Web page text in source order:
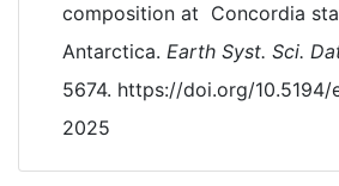
composition at Concordia
Antarctica. Earth Syst. Sci.
5674. https://doi.org/
2025